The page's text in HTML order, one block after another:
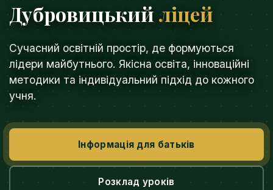
Дубровицький ліцей
Сучасний освітній простір, де формуються
лідери майбутнього. Якісна освіта, інноваційні
методики та індивідуальний підхід до кожного
учня.
Інформація для батьків
Розклад уроків